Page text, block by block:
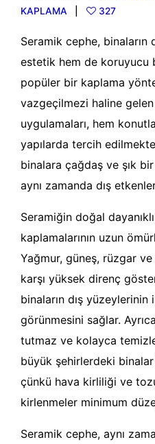
KAPLAMA
327
Seramik cephe, binaların
estetik hem de koruyucu
popüler bir kaplama
vazgeçilmezi haline
uygulamaları, hem
yapılarda tercih
binalara çağdaş ve şık
aynı zamanda dış
Seramiğin doğal
kaplamalarının uzun
Yağmur, güneş, rüzgar
karşı yüksek direnç
binaların dış
görünmesini sağlar.
tutmaz ve kolayca
büyük şehirlerdeki
çünkü hava kirliliği ve
kirlenmeler minimum
Seramik cephe, aynı